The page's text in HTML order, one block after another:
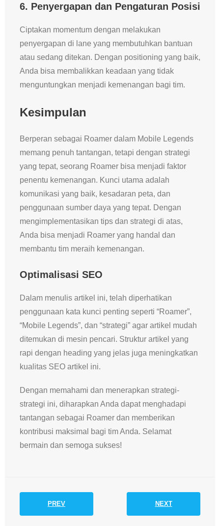
6. Penyergapan dan Pengaturan Posisi
Ciptakan momentum dengan melakukan
penyergapan di lane yang membutuhkan bantuan
atau sedang ditekan. Dengan positioning yang baik,
Anda bisa membalikkan keadaan yang tidak
menguntungkan menjadi kemenangan bagi tim.
Kesimpulan
Berperan sebagai Roamer dalam Mobile Legends
memang penuh tantangan, tetapi dengan strategi
yang tepat, seorang Roamer bisa menjadi faktor
penentu kemenangan. Kunci utama adalah
komunikasi yang baik, kesadaran peta, dan
penggunaan sumber daya yang tepat. Dengan
mengimplementasikan tips dan strategi di atas,
Anda bisa menjadi Roamer yang handal dan
membantu tim meraih kemenangan.
Optimalisasi SEO
Dalam menulis artikel ini, telah diperhatikan
penggunaan kata kunci penting seperti “Roamer”,
“Mobile Legends”, dan “strategi” agar artikel mudah
ditemukan di mesin pencari. Struktur artikel yang
rapi dengan heading yang jelas juga meningkatkan
kualitas SEO artikel ini.
Dengan memahami dan menerapkan strategi-
strategi ini, diharapkan Anda dapat menghadapi
tantangan sebagai Roamer dan memberikan
kontribusi maksimal bagi tim Anda. Selamat
bermain dan semoga sukses!
PREV NEXT